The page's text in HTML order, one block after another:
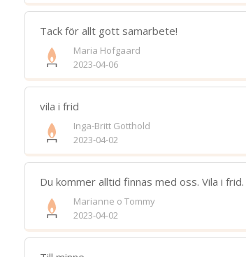
Bifoga bild
Jag har läst och accepterar villkoren
Spara
Tack för allt gott samarbete!
Maria Hofgaard
2023-04-06
vila i frid
Inga-Britt Gotthold
2023-04-02
Du kommer alltid finnas med oss. Vila i frid.
Marianne o Tommy
2023-04-02